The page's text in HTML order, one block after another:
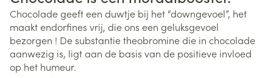
Chocolade geeft een duwtje bij het “downgevoel”, het
maakt endorfines vrij, die ons een geluksgevoel
bezorgen ! De substantie theobromine die in chocolade
aanwezig is, ligt aan de basis van de positieve invloed
op het humeur.